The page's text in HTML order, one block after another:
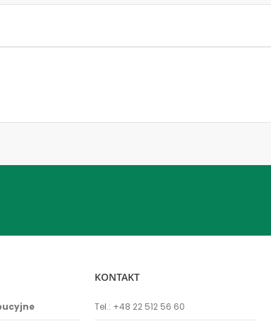
KONTAKT
Tel.: +48 22 512 56 60